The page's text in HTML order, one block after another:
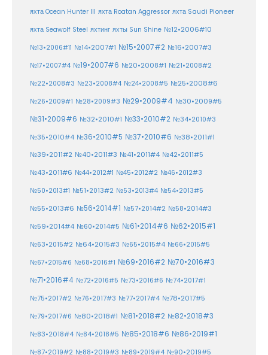
яхта Ocean Hunter III яхта Roatan Aggressor яхта Saudi Pioneer
яхта Seawolf Steel яхтинг яхты Sun Shine №12•2006#10
№13•2006#11 №14•2007#1 №15•2007#2 №16•2007#3
№17•2007#4 №19•2007#6 №20•2008#1 №21•2008#2
№22•2008#3 №23•2008#4 №24•2008#5 №25•2008#6
№26•2009#1 №28•2009#3 №29•2009#4 №30•2009#5
№31•2009#6 №32•2010#1 №33•2010#2 №34•2010#3
№35•2010#4 №36•2010#5 №37•2010#6 №38•2011#1
№39•2011#2 №40•2011#3 №41•2011#4 №42•2011#5
№43•2011#6 №44•2012#1 №45•2012#2 №46•2012#3
№50•2013#1 №51•2013#2 №53•2013#4 №54•2013#5
№55•2013#6 №56•2014#1 №57•2014#2 №58•2014#3
№59•2014#4 №60•2014#5 №61•2014#6 №62•2015#1
№63•2015#2 №64•2015#3 №65•2015#4 №66•2015#5
№67•2015#6 №68•2016#1 №69•2016#2 №70•2016#3
№71•2016#4 №72•2016#5 №73•2016#6 №74•2017#1
№75•2017#2 №76•2017#3 №77•2017#4 №78•2017#5
№79•2017#6 №80•2018#1 №81•2018#2 №82•2018#3
№83•2018#4 №84•2018#5 №85•2018#6 №86•2019#1
№87•2019#2 №88•2019#3 №89•2019#4 №90•2019#5